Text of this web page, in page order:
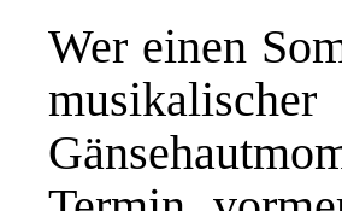
Wer einen